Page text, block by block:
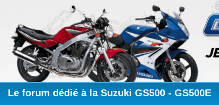
Le forum dédié à la Suzuki GS500 - GS500E